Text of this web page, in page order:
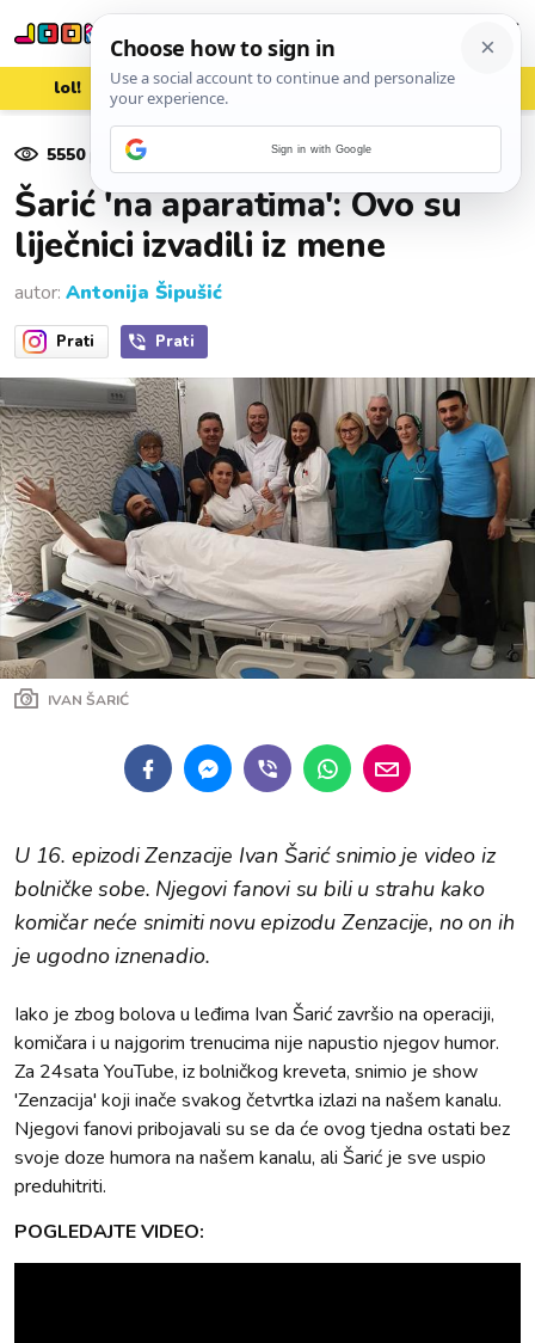
lol! aww vrh! woot?!
5550pregleda
Šarić 'na aparatima': Ovo su
liječnici izvadili iz mene
autor: Antonija Šipušić
Prati Prati
IVAN ŠARIĆ
U 16. epizodi Zenzacije Ivan Šarić snimio je video iz
bolničke sobe. Njegovi fanovi su bili u strahu kako
komičar neće snimiti novu epizodu Zenzacije, no on ih
je ugodno iznenadio.
Iako je zbog bolova u leđima Ivan Šarić završio na operaciji,
komičara i u najgorim trenucima nije napustio njegov humor.
Za 24sata YouTube, iz bolničkog kreveta, snimio je show
'Zenzacija' koji inače svakog četvrtka izlazi na našem kanalu.
Njegovi fanovi pribojavali su se da će ovog tjedna ostati bez
svoje doze humora na našem kanalu, ali Šarić je sve uspio
preduhitriti.
POGLEDAJTE VIDEO:
Sign in with Google